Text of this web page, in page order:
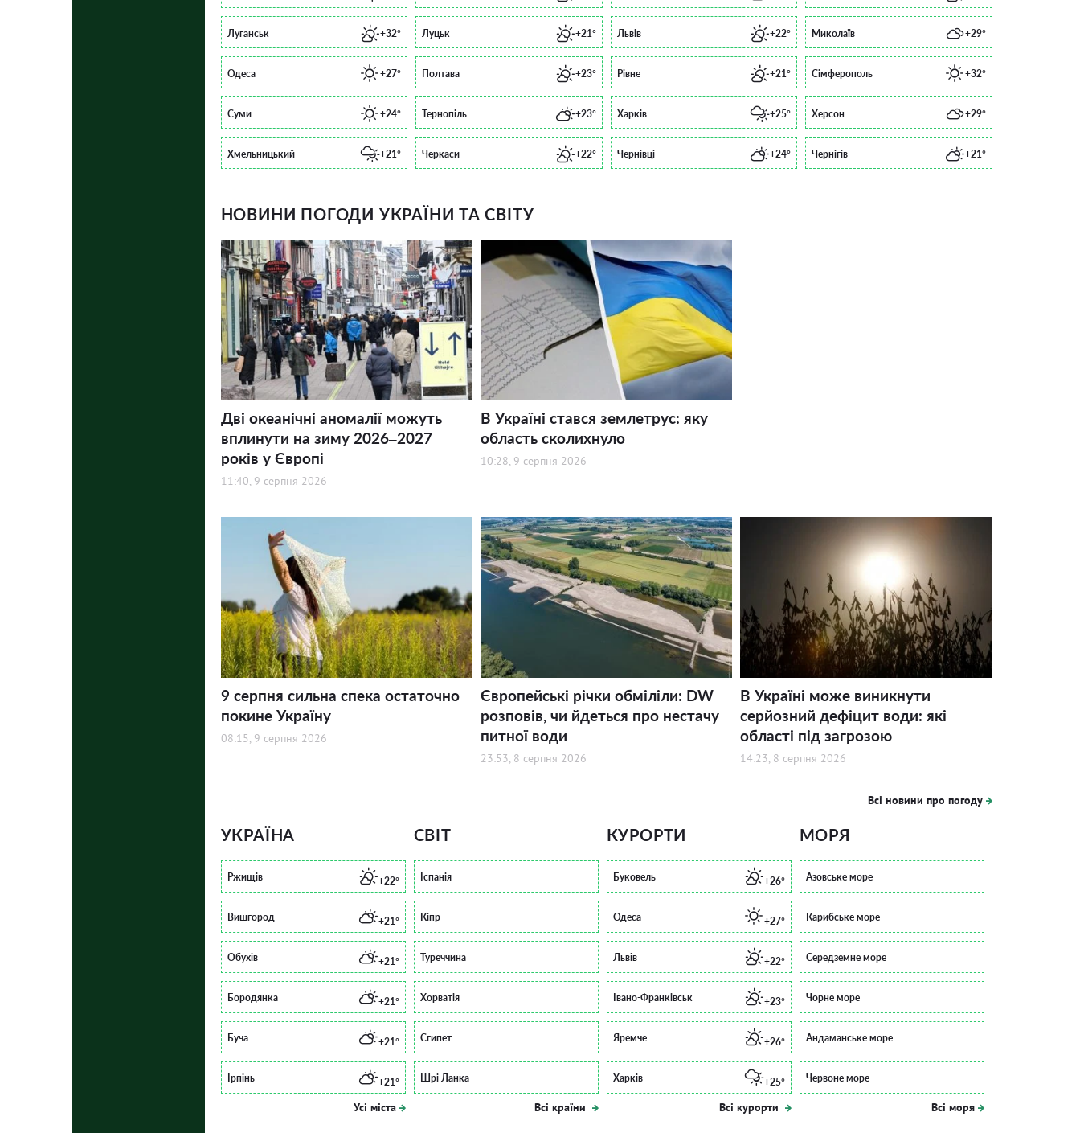
Луганськ +32° Луцьк +21° Львів +22° Миколаїв +29°
Одеса +27° Полтава +23° Рівне +21° Сімферополь +32°
Суми +24° Тернопіль +23° Харків +25° Херсон +29°
Хмельницький +21° Черкаси +22° Чернівці +24° Чернігів +21°
НОВИНИ ПОГОДИ УКРАЇНИ ТА СВІТУ
Дві океанічні аномалії можуть
вплинути на зиму 2026–2027
років у Європі
11:40, 9 серпня 2026
В Україні стався землетрус: яку
область сколихнуло
10:28, 9 серпня 2026
9 серпня сильна спека остаточно
покине Україну
08:15, 9 серпня 2026
Європейські річки обміліли: DW
розповів, чи йдеться про нестачу
питної води
23:53, 8 серпня 2026
В Україні може виникнути
серйозний дефіцит води: які
області під загрозою
14:23, 8 серпня 2026
Всі новини про погоду
УКРАЇНА
Ржищів +22°
Вишгород +21°
Обухів +21°
Бородянка +21°
Буча +21°
Ірпінь +21°
Усі міста
СВІТ
Іспанія
Кіпр
Туреччина
Хорватія
Єгипет
Шрі Ланка
Всі країни
КУРОРТИ
Буковель +26°
Одеса +27°
Львів +22°
Івано-Франківськ +23°
Яремче +26°
Харків +25°
Всі курорти
МОРЯ
Азовське море
Карибське море
Середземне море
Чорне море
Андаманське море
Червоне море
Всі моря